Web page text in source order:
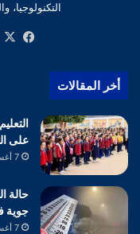
أخر المقالات
على
7 أغسطس، 2026
حالة
جوية
7 أغسطس، 2026